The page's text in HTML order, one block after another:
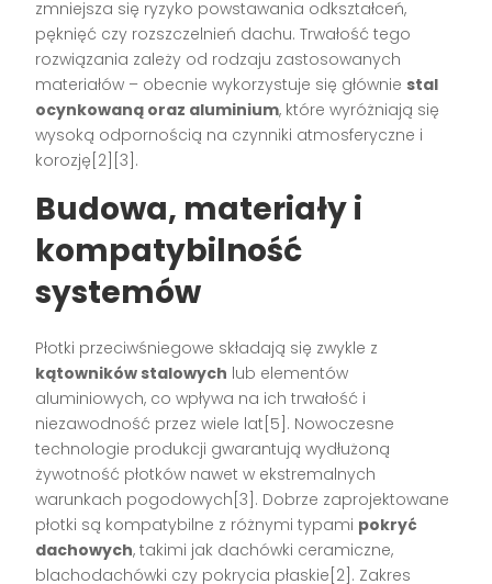
zmniejsza się ryzyko powstawania odkształceń,
pęknięć czy rozszczelnień dachu. Trwałość tego
rozwiązania zależy od rodzaju zastosowanych
materiałów – obecnie wykorzystuje się głównie stal
ocynkowaną oraz aluminium, które wyróżniają się
wysoką odpornością na czynniki atmosferyczne i
korozję[2][3].
Budowa, materiały i
kompatybilność
systemów
Płotki przeciwśniegowe składają się zwykle z
kątowników stalowych lub elementów
aluminiowych, co wpływa na ich trwałość i
niezawodność przez wiele lat[5]. Nowoczesne
technologie produkcji gwarantują wydłużoną
żywotność płotków nawet w ekstremalnych
warunkach pogodowych[3]. Dobrze zaprojektowane
płotki są kompatybilne z różnymi typami pokryć
dachowych, takimi jak dachówki ceramiczne,
blachodachówki czy pokrycia płaskie[2]. Zakres